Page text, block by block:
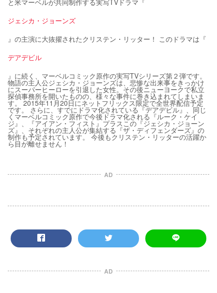
ジェシカ・ジョーンズ
』の主演に大抜擢されたクリステン・リッター！ このドラマは『
デアデビル
』に続く、マーベルコミック原作の実写TVシリーズ第２弾です。
物語の主人公ジェシカ・ジョーンズは、悲惨な出来事をきっかけ
にスーパーヒーローを引退した女性。その後ニューヨークで私立
探偵事務所を開いたものの、様々な事件に巻き込まれてしまいま
す。 2015年11月20日にネットフリックス限定で全世界配信予定
です。 さらに、すでにドラマ化されている『デアデビル』、同じ
くマーベルコミック原作で今後ドラマ化される『ルーク・ケイ
ジ』、『アイアン・フィスト』プラスこの『ジェシカ・ジョーン
ズ』、それぞれの主人公が集結する『ザ・ディフェンダーズ』の
制作も予定されています。 今後もクリステン・リッターの活躍か
ら目が離せません！
AD
AD